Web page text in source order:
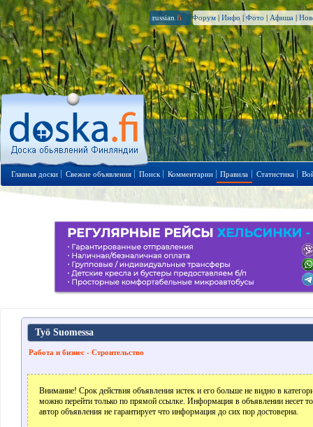
russian .fi Форум | Инфо | Фото | Афиша |
Главная доски Свежие объявления Поиск Комментарии Правила Статистика
Työ Suomessa
Работа и бизнес - Строительство
Внимание! Срок действия объявления истек и его больше не видно в
можно перейти только по прямой ссылке. Информация в объявлении несет
автор объявления не гарантирует что информация до сих пор достоверна.